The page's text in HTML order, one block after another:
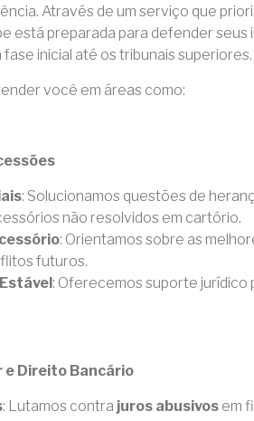
Através de um serviço que
está preparada para defender seus
fase inicial até os tribunais superiores.
você em áreas como:
: Solucionamos questões de
não resolvidos em cartório.
: Orientamos sobre as
futuros.
: Oferecemos suporte jurídico
e Direito Bancário
: Lutamos contra juros abusivos em